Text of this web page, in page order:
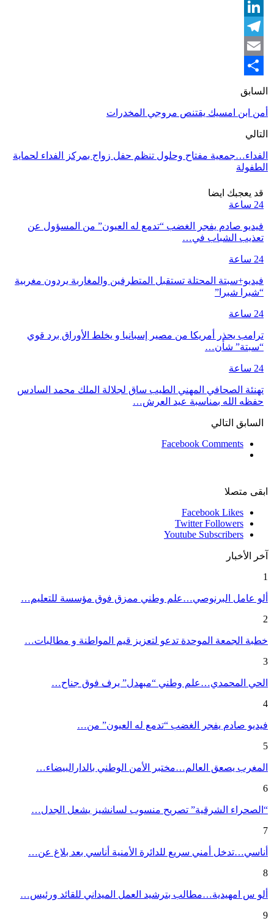
Messenger
LinkedIn
Telegram
Email
Share
السابق
أمن ابن امسيك يقتنص مروجي المخدرات
التالي
الفداء…جمعية مفتاح وحلول تنظم حفل زواج بمركز الفداء لحماية
الطفولة
قد يعجبك ايضا
24 ساعة
فيديو صادم يفجر الغضب “تدمع له العيون” من المسؤول عن
تعذيب الشباب في…
24 ساعة
فيديو+سبتة المحتلة تستقبل المتطرفين والمغاربة يردون مغربية
“شبرا شبرا”
24 ساعة
ترامب يحذر أمريكا من مصير إسبانيا و يخلط الأوراق برد قوي
“سبتة” شأن…
24 ساعة
تهنئة الصحافي المهني الطيب ساق لجلالة الملك محمد السادس
حفظه الله بمناسبة عيد العرش…
السابق التالي
Facebook Comments
ابقى متصلا
Facebook Likes
Twitter Followers
Youtube Subscribers
آخر الأخبار
1
ألو عامل البرنوصي…علم وطني ممزق فوق مؤسسة للتعليم…
2
خطبة الجمعة الموحدة تدعو لتعزيز قيم المواطنة و مطالبات…
3
الحي المحمدي…علم وطني “مبهدل” يرف فوق جناح…
4
فيديو صادم يفجر الغضب “تدمع له العيون” من…
5
المغرب يصعق العالم…مختبر الأمن الوطني بالدارالبيضاء…
6
“الصحراء الشرقية” تصريح منسوب لسانشيز يشعل الجدل…
7
أناسي…تدخل أمني سريع للدائرة الأمنية أناسي بعد بلاغ عن…
8
ألو س امهيدية…مطالب بترشيد العمل الميداني للقائد ورئيس…
9